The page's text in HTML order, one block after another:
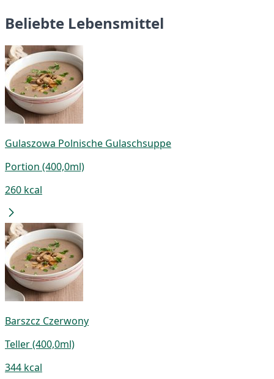
Beliebte Lebensmittel
Gulaszowa Polnische Gulaschsuppe
Portion (400,0ml)
260 kcal
Barszcz Czerwony
Teller (400,0ml)
344 kcal